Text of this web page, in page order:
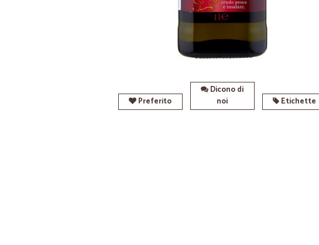
Preferito
Dicono di
noi
Etichette